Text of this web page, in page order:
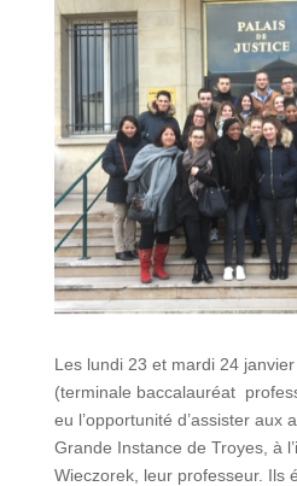
Les lundi 23 et mardi 24
(terminale baccalauréat
eu l’opportunité d’assister aux
Grande Instance de Troyes, à
Wieczorek, leur professeur. Ils